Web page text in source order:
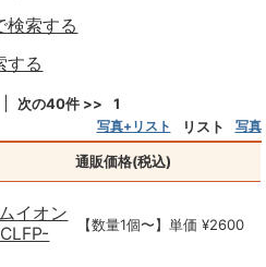
検索する
する
次の40件 >> 1
写真+リスト リスト 写真
通販価格(税込)
イオン
【数量1個〜】単価 ¥2600